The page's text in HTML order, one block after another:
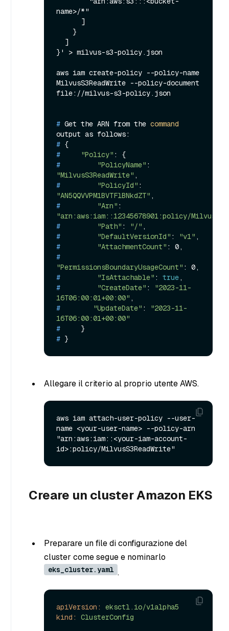
name>/*"
}' > milvus-s3-policy.json
aws iam create-policy --policy-name
MilvusS3ReadWrite --policy-document
# Get the ARN from the command
output as follows:
# {
#
"Policy" : {
#
"PolicyName"
"MilvusS3ReadWrite" ,
#
"PolicyId"
"AN5QQVVPM1BVTFlBNkdZT" ,
#
"Arn"
"arn:aws:iam::12345678901:policy/
#
"Path" : "/" ,
#
"DefaultVersionId" : "v1" ,
#
"AttachmentCount" : 0,
"PermissionsBoundaryUsageCount" : 0,
#
"IsAttachable" : true,
#
"CreateDate" :
"2023-11-
16T06:00:01+00:00" ,
#
"UpdateDate" :
"2023-11-
16T06:00:01+00:00"
#
    }
# }
Allegare il criterio al proprio utente AWS.
aws iam attach-user-policy --user-
name <your-user-name> --policy-arn
"arn:aws:iam::<your-iam-account-
Creare un cluster Amazon EKS
Preparare un file di configurazione del
cluster come segue e nominarlo
eks_cluster.yaml .
apiVersion:
eksctl.io/v1alpha5
kind:
ClusterConfig